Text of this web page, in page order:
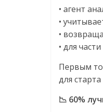
• агент
•
•
• для
Первым
для
📉 60%